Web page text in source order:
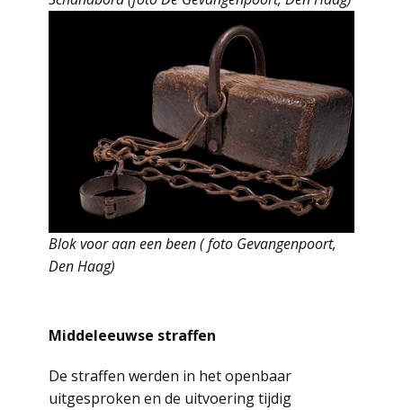
Blok voor aan een been ( foto Gevangenpoort,
Den Haag)
Middeleeuwse straffen
De straffen werden in het openbaar
uitgesproken en de uitvoering tijdig